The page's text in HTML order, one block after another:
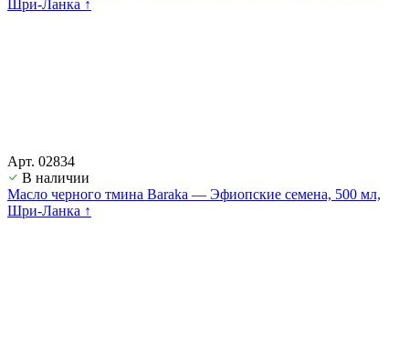
Арт. 02834
В наличии
Масло черного тмина Baraka — Эфиопские семена, 500 мл,
Шри-Ланка ↑